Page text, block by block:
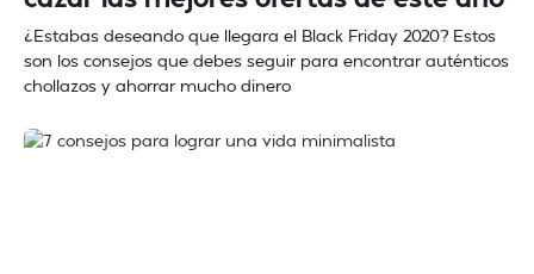
¿Estabas deseando que llegara el Black Friday 2020? Estos
son los consejos que debes seguir para encontrar auténticos
chollazos y ahorrar mucho dinero